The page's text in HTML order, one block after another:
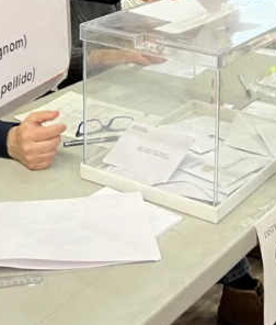
/ Alba Mor (ACN)